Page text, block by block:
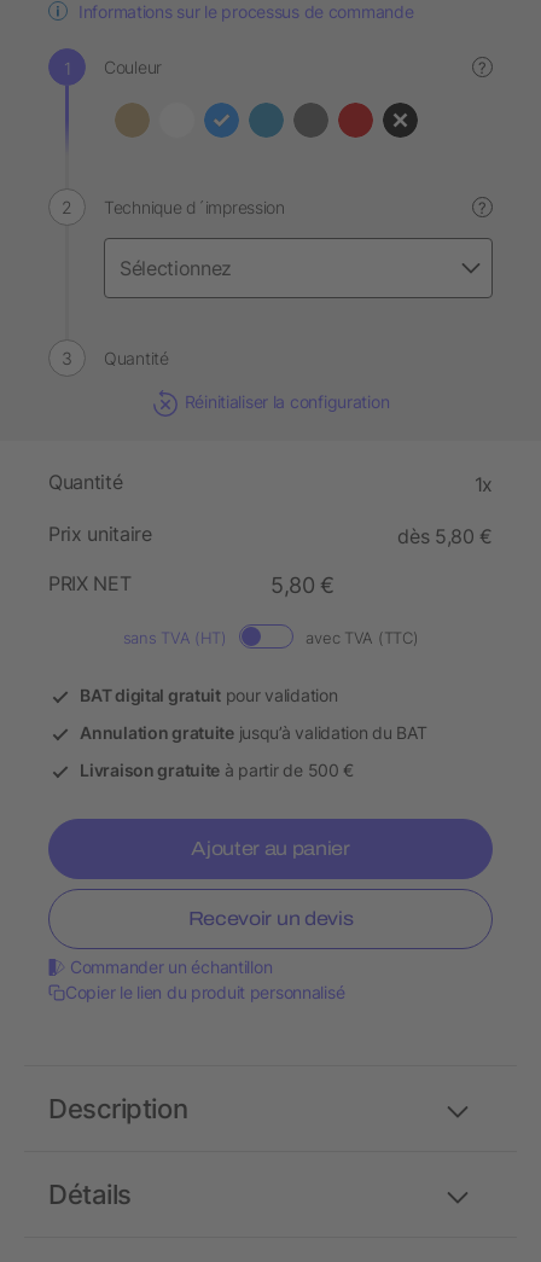
Informations sur le processus de commande
Couleur ?
Technique d´impression ?
Quantité
Réinitialiser la configuration
Quantité 1x
Prix unitaire
dès 5,80 €
PRIX NET
5,80 €
sans TVA (HT) avec TVA (TTC)
BAT digital gratuitpour validation
Annulation gratuitejusqu’à validation du BAT
Livraison gratuite à partir de 500 €
Ajouter au panier
Recevoir un devis
Commander un échantillon
Copier le lien du produit personnalisé
Détails
Description